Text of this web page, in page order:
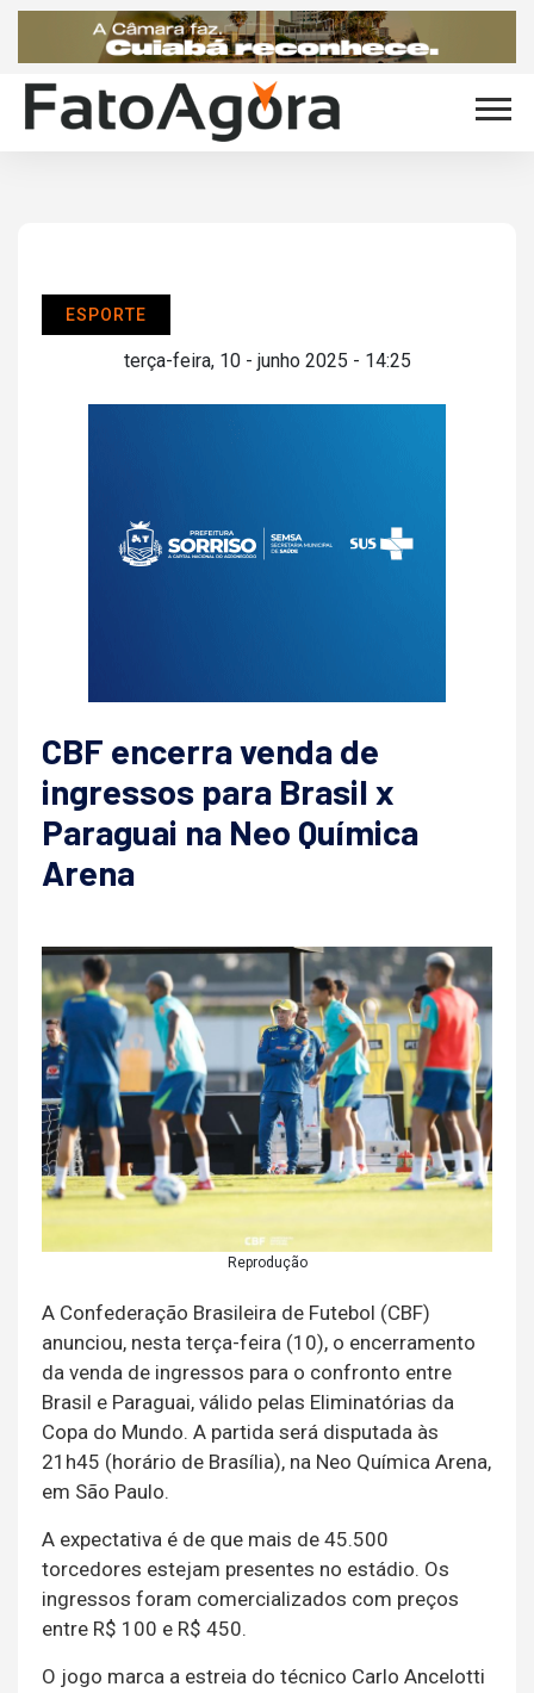
ESPORTE
terça-feira, 10 - junho 2025 - 14:25
CBF encerra venda de
ingressos para Brasil x
Paraguai na Neo Química
Arena
Reprodução
A Confederação Brasileira de Futebol (CBF)
anunciou, nesta terça-feira (10), o encerramento
da venda de ingressos para o confronto entre
Brasil e Paraguai, válido pelas Eliminatórias da
Copa do Mundo. A partida será disputada às
21h45 (horário de Brasília), na Neo Química Arena,
em São Paulo.
A expectativa é de que mais de 45.500
torcedores estejam presentes no estádio. Os
ingressos foram comercializados com preços
entre R$ 100 e R$ 450.
O jogo marca a estreia do técnico Carlo Ancelotti